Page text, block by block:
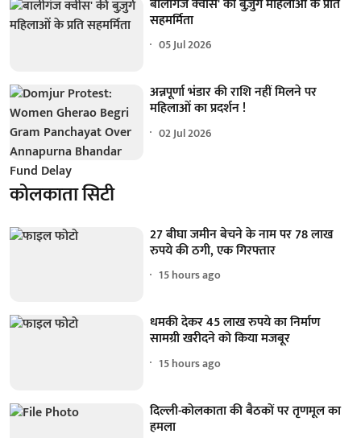
सहमर्मिता
05 Jul 2026
अन्नपूर्णा भंडार की राशि नहीं मिलने पर
महिलाओं का प्रदर्शन !
02 Jul 2026
कोलकाता सिटी
27 बीघा जमीन बेचने के नाम पर 78 लाख
रुपये की ठगी, एक गिरफ्तार
15 hours ago
धमकी देकर 45 लाख रुपये का निर्माण
सामग्री खरीदने को किया मजबूर
15 hours ago
दिल्ली-कोलकाता की बैठकों पर तृणमूल का
हमला